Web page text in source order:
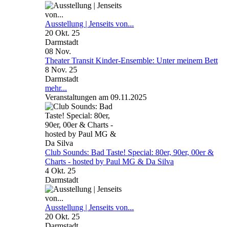
Ausstellung | Jenseits von...
20 Okt. 25
Darmstadt
08 Nov.
Theater Transit Kinder-Ensemble: Unter meinem Bett
8 Nov. 25
Darmstadt
mehr...
Veranstaltungen am 09.11.2025
Club Sounds: Bad Taste! Special: 80er, 90er, 00er &
Charts - hosted by Paul MG & Da Silva
4 Okt. 25
Darmstadt
Ausstellung | Jenseits von...
20 Okt. 25